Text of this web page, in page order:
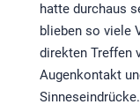
hatte durchaus
blieben so viele
direkten Treffen
Augenkontakt
Sinneseindrücke.